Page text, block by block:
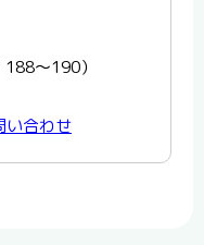
188～190）
い合わせ